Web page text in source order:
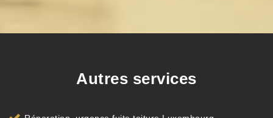
Autres services